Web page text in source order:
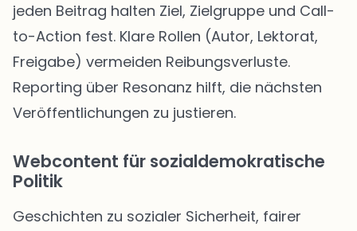
jeden Beitrag halten Ziel, Zielgruppe und Call-
to-Action fest. Klare Rollen (Autor, Lektorat,
Freigabe) vermeiden Reibungsverluste.
Reporting über Resonanz hilft, die nächsten
Veröffentlichungen zu justieren.
Webcontent für sozialdemokratische
Politik
Geschichten zu sozialer Sicherheit, fairer